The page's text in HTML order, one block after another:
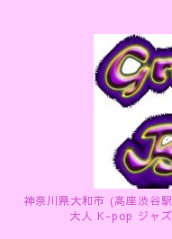
神奈川県大和市 (高座渋谷
大人 K-pop ジャ